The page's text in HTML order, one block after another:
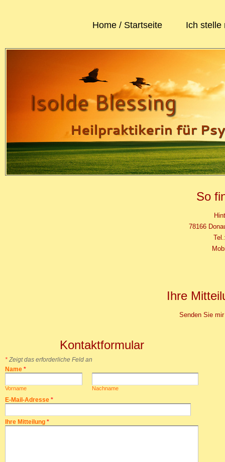
Home / Startseite Ich stelle
So
78166
Ihre
Senden Sie
Kontaktformular
* Zeigt das erforderliche Feld an
Name *
Vorname Nachname
E-Mail-Adresse *
Ihre Mitteilung *